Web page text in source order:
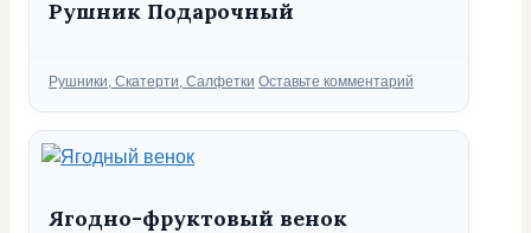
Рушник Подарочный
Рубрики
Рушники, Скатерти, Салфетки Оставьте комментарий
Ягодно-фруктовый венок